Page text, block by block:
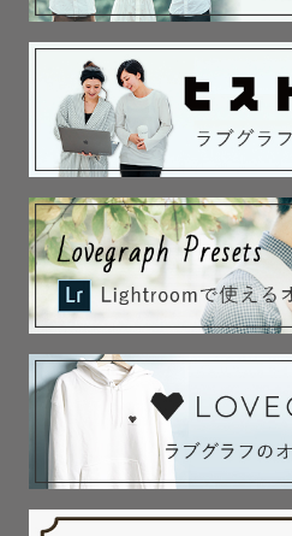
からです。一緒に写っていて欲
ました。
家族やカップル、友人、ペット
り前ではない。
それを身を持って感じたからこ
存在の、写真を撮る人』になり
家族や友人で集まったときに撮
るその誰かが写らない１枚にな
私はその誰かを担いたいと思っ
なにげない日常を、かけがえの
もありのままを、心を込めて撮
そのときの空気感も、全てまる
の我が子へ。